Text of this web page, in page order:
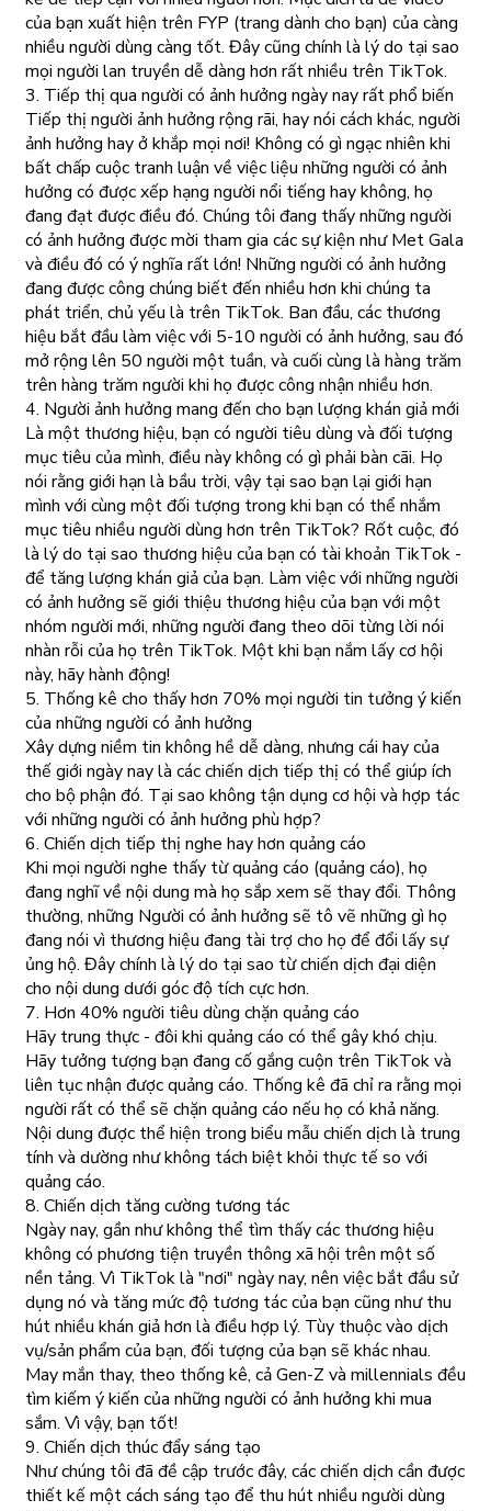
của bạn xuất hiện trên FYP (trang dành cho bạn) của càng
nhiều người dùng càng tốt. Đây cũng chính là lý do tại sao
mọi người lan truyền dễ dàng hơn rất nhiều trên TikTok.
3. Tiếp thị qua người có ảnh hưởng ngày nay rất phổ biến
Tiếp thị người ảnh hưởng rộng rãi, hay nói cách khác, người
ảnh hưởng hay ở khắp mọi nơi! Không có gì ngạc nhiên khi
bất chấp cuộc tranh luận về việc liệu những người có ảnh
hưởng có được xếp hạng người nổi tiếng hay không, họ
đang đạt được điều đó. Chúng tôi đang thấy những người
có ảnh hưởng được mời tham gia các sự kiện như Met Gala
và điều đó có ý nghĩa rất lớn! Những người có ảnh hưởng
đang được công chúng biết đến nhiều hơn khi chúng ta
phát triển, chủ yếu là trên TikTok. Ban đầu, các thương
hiệu bắt đầu làm việc với 5-10 người có ảnh hưởng, sau đó
mở rộng lên 50 người một tuần, và cuối cùng là hàng trăm
trên hàng trăm người khi họ được công nhận nhiều hơn.
4. Người ảnh hưởng mang đến cho bạn lượng khán giả mới
Là một thương hiệu, bạn có người tiêu dùng và đối tượng
mục tiêu của mình, điều này không có gì phải bàn cãi. Họ
nói rằng giới hạn là bầu trời, vậy tại sao bạn lại giới hạn
mình với cùng một đối tượng trong khi bạn có thể nhắm
mục tiêu nhiều người dùng hơn trên TikTok? Rốt cuộc, đó
là lý do tại sao thương hiệu của bạn có tài khoản TikTok -
để tăng lượng khán giả của bạn. Làm việc với những người
có ảnh hưởng sẽ giới thiệu thương hiệu của bạn với một
nhóm người mới, những người đang theo dõi từng lời nói
nhàn rỗi của họ trên TikTok. Một khi bạn nắm lấy cơ hội
này, hãy hành động!
5. Thống kê cho thấy hơn 70% mọi người tin tưởng ý kiến
của những người có ảnh hưởng
Xây dựng niềm tin không hề dễ dàng, nhưng cái hay của
thế giới ngày nay là các chiến dịch tiếp thị có thể giúp ích
cho bộ phận đó. Tại sao không tận dụng cơ hội và hợp tác
với những người có ảnh hưởng phù hợp?
6. Chiến dịch tiếp thị nghe hay hơn quảng cáo
Khi mọi người nghe thấy từ quảng cáo (quảng cáo), họ
đang nghĩ về nội dung mà họ sắp xem sẽ thay đổi. Thông
thường, những Người có ảnh hưởng sẽ tô vẽ những gì họ
đang nói vì thương hiệu đang tài trợ cho họ để đổi lấy sự
ủng hộ. Đây chính là lý do tại sao từ chiến dịch đại diện
cho nội dung dưới góc độ tích cực hơn.
7. Hơn 40% người tiêu dùng chặn quảng cáo
Hãy trung thực - đôi khi quảng cáo có thể gây khó chịu.
Hãy tưởng tượng bạn đang cố gắng cuộn trên TikTok và
liên tục nhận được quảng cáo. Thống kê đã chỉ ra rằng mọi
người rất có thể sẽ chặn quảng cáo nếu họ có khả năng.
Nội dung được thể hiện trong biểu mẫu chiến dịch là trung
tính và dường như không tách biệt khỏi thực tế so với
quảng cáo.
8. Chiến dịch tăng cường tương tác
Ngày nay, gần như không thể tìm thấy các thương hiệu
không có phương tiện truyền thông xã hội trên một số
nền tảng. Vì TikTok là "nơi" ngày nay, nên việc bắt đầu sử
dụng nó và tăng mức độ tương tác của bạn cũng như thu
hút nhiều khán giả hơn là điều hợp lý. Tùy thuộc vào dịch
vụ/sản phẩm của bạn, đối tượng của bạn sẽ khác nhau.
May mắn thay, theo thống kê, cả Gen-Z và millennials đều
tìm kiếm ý kiến của những người có ảnh hưởng khi mua
sắm. Vì vậy, bạn tốt!
9. Chiến dịch thúc đẩy sáng tạo
Như chúng tôi đã đề cập trước đây, các chiến dịch cần được
thiết kế một cách sáng tạo để thu hút nhiều người dùng